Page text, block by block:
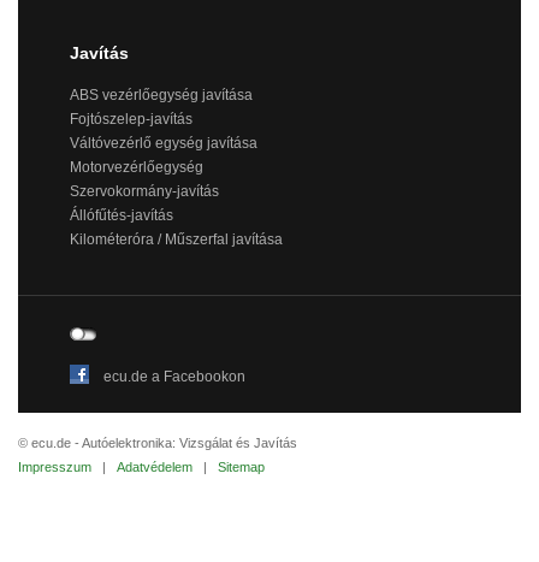
Javítás
ABS vezérlőegység javítása
Fojtószelep-javítás
Váltóvezérlő egység javítása
Motorvezérlőegység
Szervokormány-javítás
Állófűtés-javítás
Kilométeróra / Műszerfal javítása
ecu.de a Facebookon
© ecu.de - Autóelektronika: Vizsgálat és Javítás
Impresszum
| Adatvédelem | Sitemap